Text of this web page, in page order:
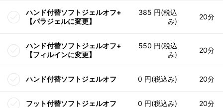
ハンド付替ソフトジェルオフ+
【パラジェルに変更】
385 円(税込
み)
20分
ハンド付替ソフトジェルオフ+
【フィルインに変更】
550 円(税込
み)
20分
ハンド付替ソフトジェルオフ 0 円(税込み) 20分
フット付替ソフトジェルオフ 0 円(税込み) 20分